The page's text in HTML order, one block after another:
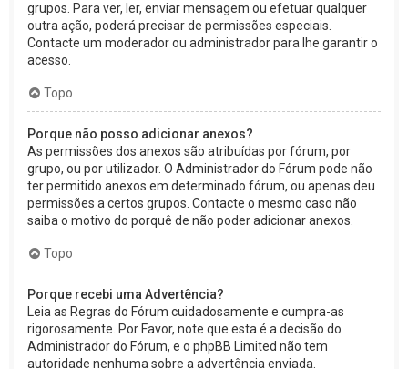
grupos. Para ver, ler, enviar mensagem ou efetuar qualquer
outra ação, poderá precisar de permissões especiais.
Contacte um moderador ou administrador para lhe garantir o
acesso.
Topo
Porque não posso adicionar anexos?
As permissões dos anexos são atribuídas por fórum, por
grupo, ou por utilizador. O Administrador do Fórum pode não
ter permitido anexos em determinado fórum, ou apenas deu
permissões a certos grupos. Contacte o mesmo caso não
saiba o motivo do porquê de não poder adicionar anexos.
Topo
Porque recebi uma Advertência?
Leia as Regras do Fórum cuidadosamente e cumpra-as
rigorosamente. Por Favor, note que esta é a decisão do
Administrador do Fórum, e o phpBB Limited não tem
autoridade nenhuma sobre a advertência enviada.